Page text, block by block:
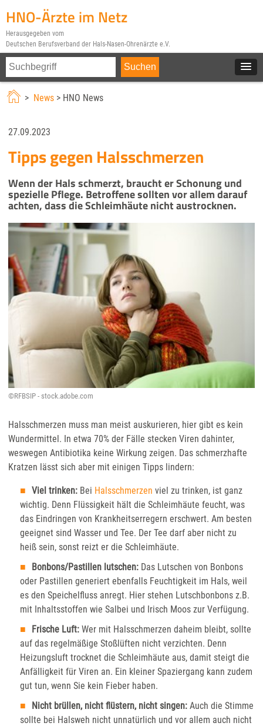
HNO-Ärzte im Netz
Herausgegeben vom
Deutschen Berufsverband der Hals-Nasen-Ohrenärzte e.V.
> News> HNO News
27.09.2023
Tipps gegen Halsschmerzen
Wenn der Hals schmerzt, braucht er Schonung und
spezielle Pflege. Betroffene sollten vor allem darauf
achten, dass die Schleimhäute nicht austrocknen.
©RFBSIP - stock.adobe.com
Halsschmerzen muss man meist auskurieren, hier gibt es kein
Wundermittel. In etwa 70% der Fälle stecken Viren dahinter,
weswegen Antibiotika keine Wirkung zeigen. Das schmerzhafte
Kratzen lässt sich aber mit einigen Tipps lindern:
Viel trinken:Bei Halsschmerzen viel zu trinken, ist ganz
wichtig. Denn Flüssigkeit hält die Schleimhäute feucht, was
das Eindringen von Krankheitserregern erschwert. Am besten
geeignet sind Wasser und Tee. Der Tee darf aber nicht zu
heiß sein, sonst reizt er die Schleimhäute.
Bonbons/Pastillen lutschen:Das Lutschen von Bonbons
oder Pastillen generiert ebenfalls Feuchtigkeit im Hals, weil
es den Speichelfluss anregt. Hier stehen Lutschbonbons z.B.
mit Inhaltsstoffen wie Salbei und Irisch Moos zur Verfügung.
Frische Luft:Wer mit Halsschmerzen daheim bleibt, sollte
auf das regelmäßige Stoßlüften nicht verzichten. Denn
Heizungsluft trocknet die Schleimhäute aus, damit steigt die
Anfälligkeit für Viren an. Ein kleiner Spaziergang kann zudem
gut tun, wenn Sie kein Fieber haben.
Nicht brüllen, nicht flüstern, nicht singen: Auch die Stimme
sollte bei Halsweh nicht unnatürlich und vor allem auch nicht